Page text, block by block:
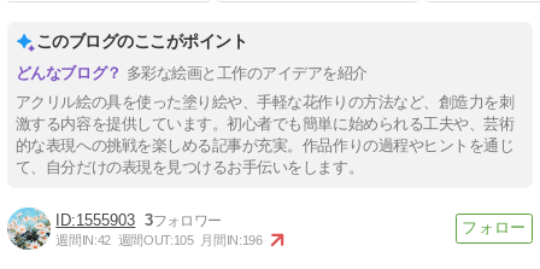
このブログのここがポイント
多彩な絵画と工作のアイデアを紹介
アクリル絵の具を使った塗り絵や、手軽な花作りの方法など、創造力を刺
激する内容を提供しています。初心者でも簡単に始められる工夫や、芸術
的な表現への挑戦を楽しめる記事が充実。作品作りの過程やヒントを通じ
て、自分だけの表現を見つけるお手伝いをします。
1555903 3
週間IN:42 週間OUT:105 月間IN:196